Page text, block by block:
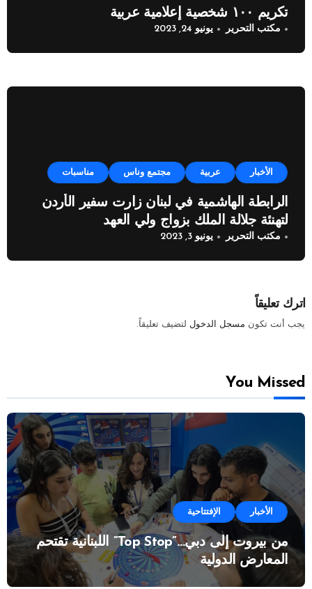
تكريم ١٠٠ شخصية إعلامية عربية
مكتب التحرير يونيو 24, 2023
الأخبار عربية مجتمع وناس مناسبات
الرابطة الهاشمية في لبنان زارت سفير الأردن
لتهنئة جلالة الملك بزواج ولي العهد
مكتب التحرير يونيو 3, 2023
اترك تعليقاً
يجب أنت تكون مسجل الدخول لتضيف تعليقاً.
You Missed
الأخبار الإفتتاحية
من بيروت إلى دبي…”Top Stop” اللبنانية تقتحم
المعارض الدولية